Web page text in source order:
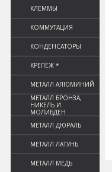
КЛЕММЫ
КОММУТАЦИЯ
КОНДЕНСАТОРЫ
КРЕПЕЖ *
МЕТАЛЛ АЛЮМИНИЙ
МЕТАЛЛ БРОНЗА,
НИКЕЛЬ И
МОЛИБДЕН
МЕТАЛЛ ДЮРАЛЬ
МЕТАЛЛ ЛАТУНЬ
МЕТАЛЛ МЕДЬ